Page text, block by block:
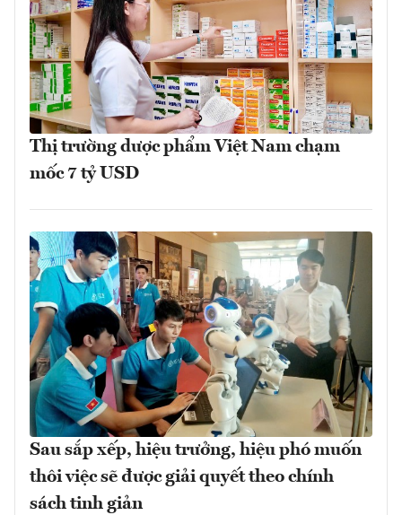
Thị trường dược phẩm Việt Nam chạm
mốc 7 tỷ USD
Sau sắp xếp, hiệu trưởng, hiệu phó muốn
thôi việc sẽ được giải quyết theo chính
sách tinh giản